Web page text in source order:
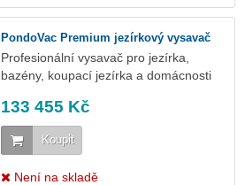
PondoVac Premium jezírkový vysavač
Profesionální vysavač pro jezírka,
bazény, koupací jezírka a domácnosti
133 455 Kč
Koupit
Není na skladě